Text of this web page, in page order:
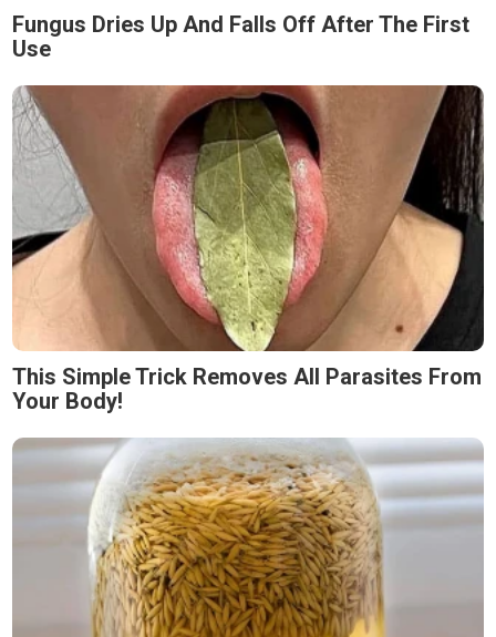
Fungus Dries Up And Falls Off After The First
Use
This Simple Trick Removes All Parasites From
Your Body!